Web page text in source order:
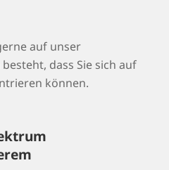
auf unser
dass Sie sich auf
können.